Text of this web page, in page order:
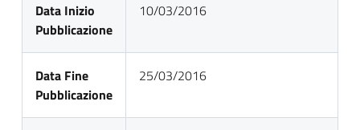
Data Inizio
Pubblicazione
10/03/2016
Data Fine
Pubblicazione
25/03/2016